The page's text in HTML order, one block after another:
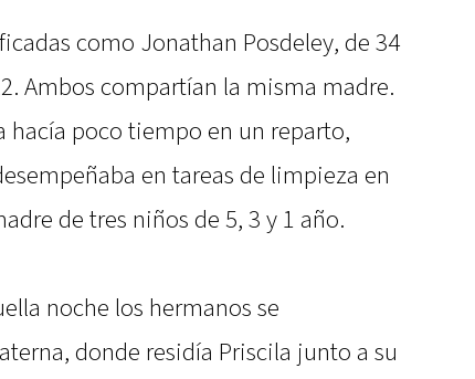
como Jonathan Posdeley, de 34
Ambos compartían la misma madre.
hacía poco tiempo en un reparto,
en tareas de limpieza en
de tres niños de 5, 3 y 1 año.
noche los hermanos se
donde residía Priscila junto a su